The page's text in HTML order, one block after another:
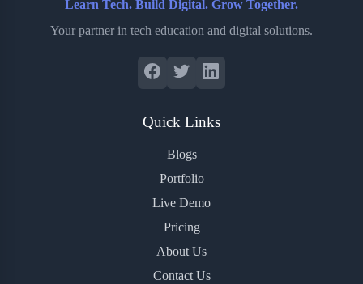
Learn Tech. Build Digital. Grow Together.
Your partner in tech education and digital solutions.
Quick Links
Blogs
Portfolio
Live Demo
Pricing
About Us
Contact Us